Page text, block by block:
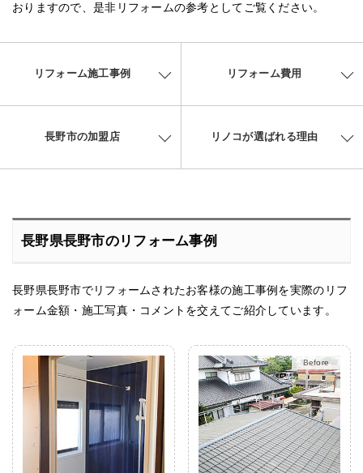
おりますので、是非リフォームの参考としてご覧ください。
リフォーム施工事例 リフォーム費用
長野市の加盟店 リノコが選ばれる理由
長野県長野市のリフォーム事例
長野県長野市でリフォームされたお客様の施工事例を実際のリフ
ォーム金額・施工写真・コメントを交えてご紹介しています。
After